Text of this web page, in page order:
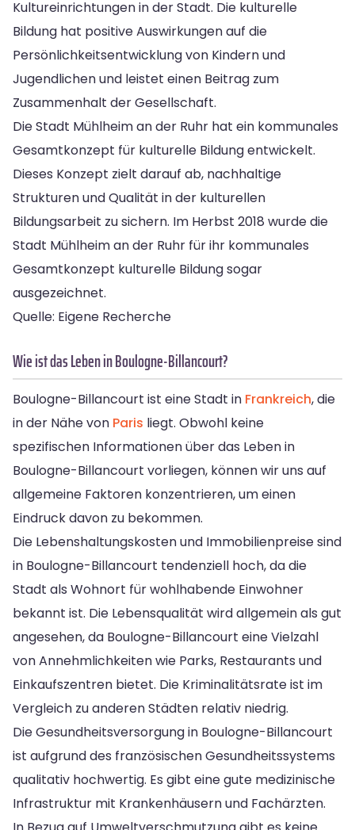
Kultureinrichtungen in der Stadt. Die kulturelle
Bildung hat positive Auswirkungen auf die
Persönlichkeitsentwicklung von Kindern und
Jugendlichen und leistet einen Beitrag zum
Zusammenhalt der Gesellschaft.
Die Stadt Mühlheim an der Ruhr hat ein kommunales
Gesamtkonzept für kulturelle Bildung entwickelt.
Dieses Konzept zielt darauf ab, nachhaltige
Strukturen und Qualität in der kulturellen
Bildungsarbeit zu sichern. Im Herbst 2018 wurde die
Stadt Mühlheim an der Ruhr für ihr kommunales
Gesamtkonzept kulturelle Bildung sogar
ausgezeichnet.
Quelle: Eigene Recherche
Wie ist das Leben in Boulogne-Billancourt?
Boulogne-Billancourt ist eine Stadt in Frankreich, die
in der Nähe von Paris liegt. Obwohl keine
spezifischen Informationen über das Leben in
Boulogne-Billancourt vorliegen, können wir uns auf
allgemeine Faktoren konzentrieren, um einen
Eindruck davon zu bekommen.
Die Lebenshaltungskosten und Immobilienpreise sind
in Boulogne-Billancourt tendenziell hoch, da die
Stadt als Wohnort für wohlhabende Einwohner
bekannt ist. Die Lebensqualität wird allgemein als gut
angesehen, da Boulogne-Billancourt eine Vielzahl
von Annehmlichkeiten wie Parks, Restaurants und
Einkaufszentren bietet. Die Kriminalitätsrate ist im
Vergleich zu anderen Städten relativ niedrig.
Die Gesundheitsversorgung in Boulogne-Billancourt
ist aufgrund des französischen Gesundheitssystems
qualitativ hochwertig. Es gibt eine gute medizinische
Infrastruktur mit Krankenhäusern und Fachärzten.